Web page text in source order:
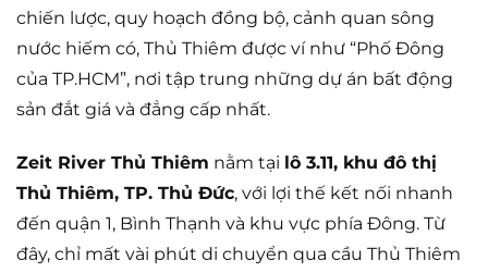
chiến lược, quy hoạch đồng bộ, cảnh quan sông
nước hiếm có, Thủ Thiêm được ví như “Phố Đông
của TP.HCM”, nơi tập trung những dự án bất động
sản đắt giá và đẳng cấp nhất.
Zeit River Thủ Thiêm nằm tại lô 3.11, khu đô thị
Thủ Thiêm, TP. Thủ Đức, với lợi thế kết nối nhanh
đến quận 1, Bình Thạnh và khu vực phía Đông. Từ
đây, chỉ mất vài phút di chuyển qua cầu Thủ Thiêm